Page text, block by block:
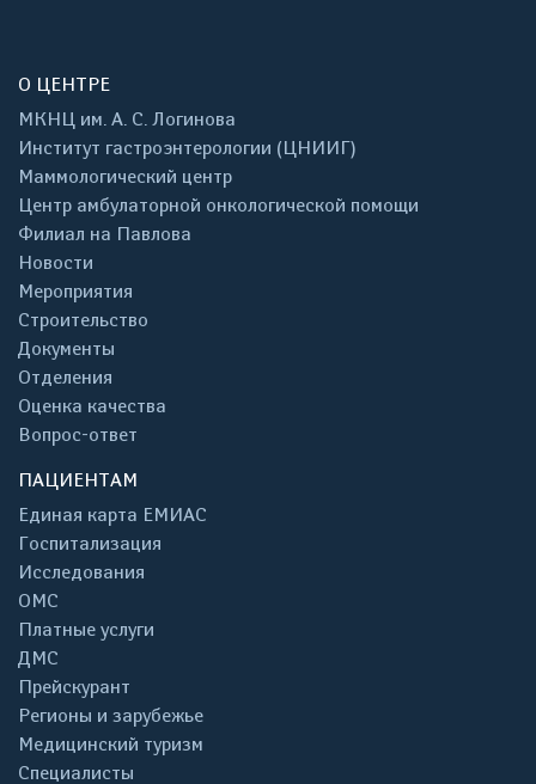
О ЦЕНТРЕ
МКНЦ им. А. С. Логинова
Институт гастроэнтерологии (ЦНИИГ)
Маммологический центр
Центр амбулаторной онкологической помощи
Филиал на Павлова
Новости
Мероприятия
Строительство
Документы
Отделения
Оценка качества
Вопрос-ответ
ПАЦИЕНТАМ
Единая карта ЕМИАС
Госпитализация
Исследования
ОМС
Платные услуги
ДМС
Прейскурант
Регионы и зарубежье
Медицинский туризм
Специалисты